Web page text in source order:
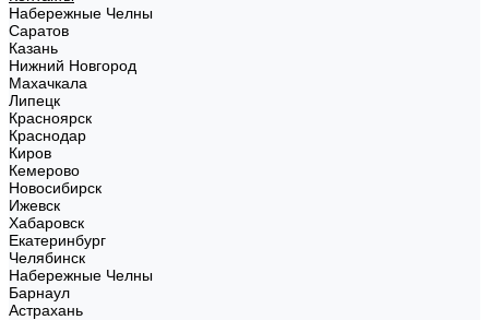
Набережные Челны
Саратов
Казань
Нижний Новгород
Махачкала
Липецк
Красноярск
Краснодар
Киров
Кемерово
Новосибирск
Ижевск
Хабаровск
Екатеринбург
Челябинск
Набережные Челны
Барнаул
Астрахань